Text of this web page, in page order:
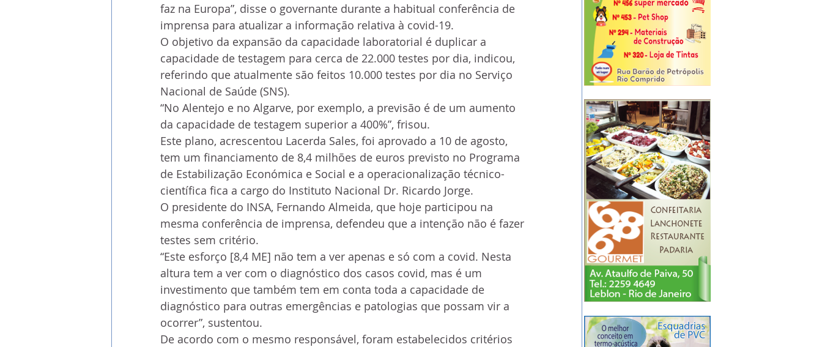
faz na Europa”, disse o governante durante a habitual conferência de
imprensa para atualizar a informação relativa à covid-19.
O objetivo da expansão da capacidade laboratorial é duplicar a
capacidade de testagem para cerca de 22.000 testes por dia, indicou,
referindo que atualmente são feitos 10.000 testes por dia no Serviço
Nacional de Saúde (SNS).
“No Alentejo e no Algarve, por exemplo, a previsão é de um aumento
da capacidade de testagem superior a 400%”, frisou.
Este plano, acrescentou Lacerda Sales, foi aprovado a 10 de agosto,
tem um financiamento de 8,4 milhões de euros previsto no Programa
de Estabilização Económica e Social e a operacionalização técnico-
científica fica a cargo do Instituto Nacional Dr. Ricardo Jorge.
O presidente do INSA, Fernando Almeida, que hoje participou na
mesma conferência de imprensa, defendeu que a intenção não é fazer
testes sem critério.
“Este esforço [8,4 ME] não tem a ver apenas e só com a covid. Nesta
altura tem a ver com o diagnóstico dos casos covid, mas é um
investimento que também tem em conta toda a capacidade de
diagnóstico para outras emergências e patologias que possam vir a
ocorrer”, sustentou.
De acordo com o mesmo responsável, foram estabelecidos critérios